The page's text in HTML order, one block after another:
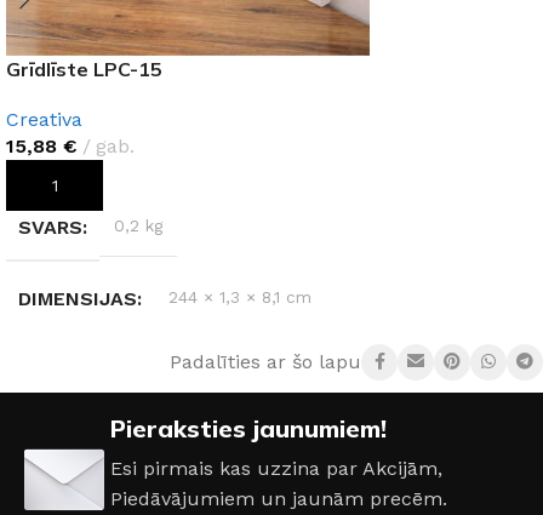
Grīdlīste LPC-15
Creativa
15,88 € gab.
PIEVIENOT GROZAM
SVARS 0,2 kg
DIMENSIJAS 244 × 1,3 × 8,1 cm
Polistirols
RAŽOTĀJS Creativa
Padalīties ar šo lapu:
Pieraksties jaunumiem!
Esi pirmais kas uzzina par Akcijām,
Piedāvājumiem un jaunām precēm.